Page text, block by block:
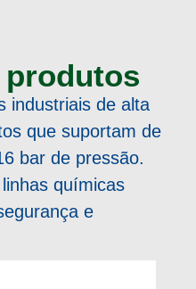
produtos
industriais de alta
que suportam de
bar de pressão.
químicas
e